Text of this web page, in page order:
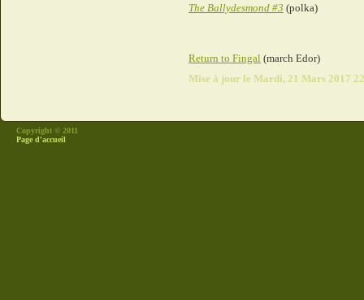
The Ballydesmond #3 (polka)
Return to Fingal (march Edor)
Mise à jour le Mardi, 21 Mars 2017
Copyright © 2011
Page d'accueil